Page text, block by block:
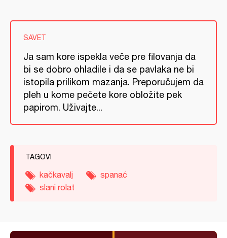
SAVET
Ja sam kore ispekla veče pre filovanja da
bi se dobro ohladile i da se pavlaka ne bi
istopila prilikom mazanja. Preporučujem da
pleh u kome pečete kore obložite pek
papirom. Uživajte...
TAGOVI
kačkavalj
spanać
slani rolat